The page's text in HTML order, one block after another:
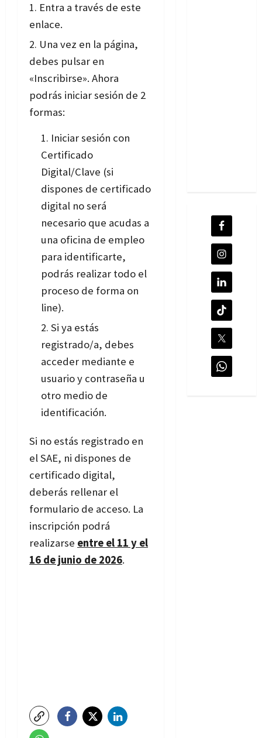
Entra a través de este
enlace.
Una vez en la página,
debes pulsar en
«Inscribirse». Ahora
podrás iniciar sesión de 2
formas:
Iniciar sesión con
Certificado
Digital/Clave (si
dispones de certificado
digital no será
necesario que acudas a
una oficina de empleo
para identificarte,
podrás realizar todo el
proceso de forma on
line).
Si ya estás
registrado/a, debes
acceder mediante e
usuario y contraseña u
otro medio de
identificación.
Si no estás registrado en
el SAE, ni dispones de
certificado digital,
deberás rellenar el
formulario de acceso. La
inscripción podrá
realizarse entre el 11 y el
16 de junio de 2026.